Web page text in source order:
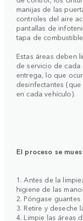
manijas de las
controles del aire
pantallas de
tapa de
Estas áreas deben
de servicio de
entrega, lo que
desinfectantes
en cada vehículo).
El proceso se
1. Antes de la
higiene de las
2. Póngase
3. Retire y deseche
4. Limpie las áreas